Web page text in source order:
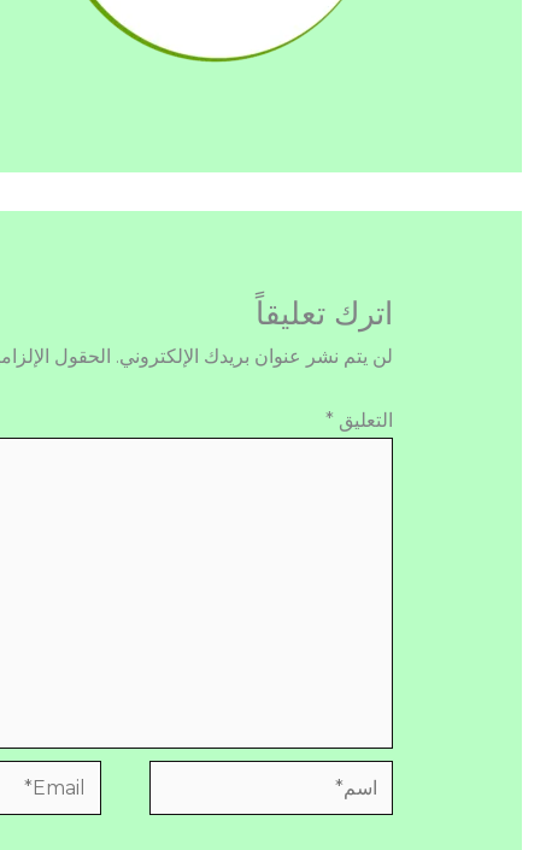
اترك تعليقاً
لن يتم نشر عنوان بريدك الإلكتروني. الحقول
التعليق *
اسم* Email*